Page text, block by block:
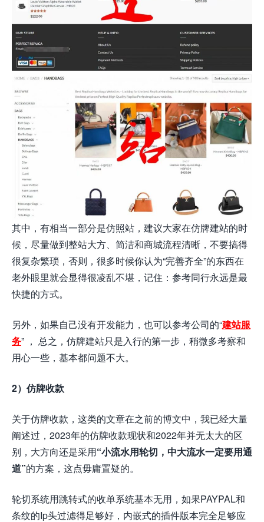
其中，有相当一部分是仿照站，建议大家在仿牌建站的时
候，尽量做到整站大方、简洁和商城流程清晰，不要搞得
很复杂繁琐，否则，很多时候你认为“完善齐全”的东西在
老外眼里就会显得很凌乱不堪，记住：参考同行永远是最
快捷的方式。
另外，如果自己没有开发能力，也可以参考公司的“建站服
务” ， 总之，仿牌建站只是入行的第一步，稍微多考察和
用心一些，基本都问题不大。
2）仿牌收款
关于仿牌收款，这类的文章在之前的博文中，我已经大量
阐述过，2023年的仿牌收款现状和2022年并无太大的区
别，大方向还是采用“小流水用轮切，中大流水一定要用通
道”的方案，这点毋庸置疑的。
轮切系统用跳转式的收单系统基本无用，如果PAYPAL和
条纹的Ip头过滤得足够好，内嵌式的插件版本完全足够应